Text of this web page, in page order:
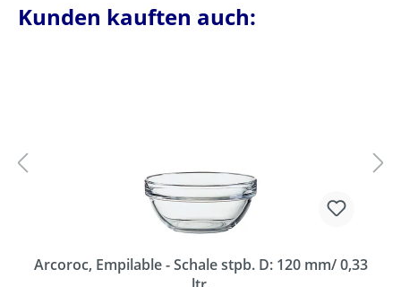
Kunden kauften auch:
Arcoroc, Empilable - Schale stpb. D: 120 mm/ 0,33